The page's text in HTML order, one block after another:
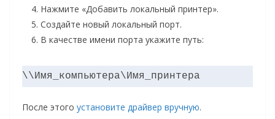
Нажмите «Добавить локальный принтер».
Создайте новый локальный порт.
В качестве имени порта укажите путь:
\\Имя_компьютера\Имя_принтера
После этого установите драйвер вручную.